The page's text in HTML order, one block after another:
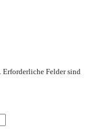
Erforderliche Felder sind